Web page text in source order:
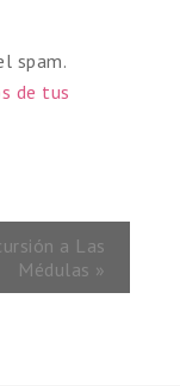
spam.
de tus
a Las
Médulas »